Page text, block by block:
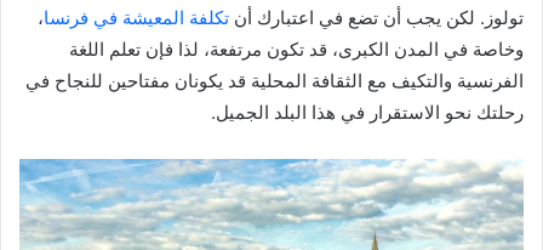
تولوز. لكن يجب أن تضع في اعتبارك أن تكلفة المعيشة في فرنسا،
وخاصة في المدن الكبرى، قد تكون مرتفعة، لذا فإن تعلم اللغة
الفرنسية والتكيف مع الثقافة المحلية قد يكونان مفتاحين للنجاح في
رحلتك نحو الاستقرار في هذا البلد الجميل.